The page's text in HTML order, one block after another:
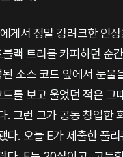
게서 정말 강려크한 인
랙 트리를 카피하던 순
소스 코드 앞에서 눈물
를 보고 울었던 적은 그
. 그런 그가 공동 창업한
다. 오늘 E가 제출한 풀